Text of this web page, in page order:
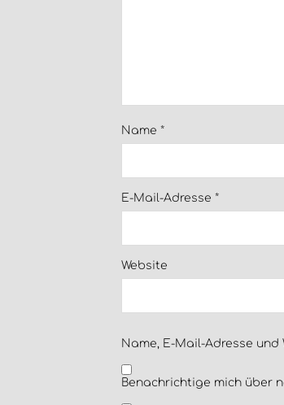
Name*
E-Mail-Adresse*
Website
Name, E-Mail-Adresse
Benachrichtige mich über